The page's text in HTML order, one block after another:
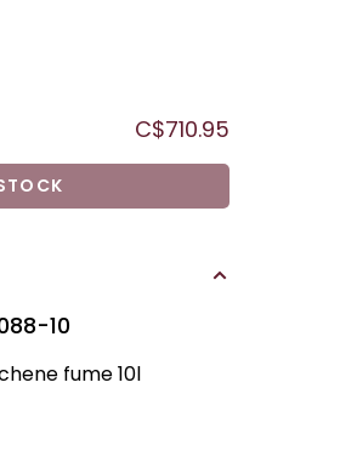
C$710.95
10
fume 10l